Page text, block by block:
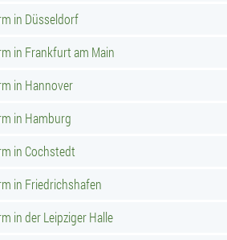
in Düsseldorf
in Frankfurt am Main
in Hannover
in Hamburg
in Cochstedt
in Friedrichshafen
in der Leipziger Halle